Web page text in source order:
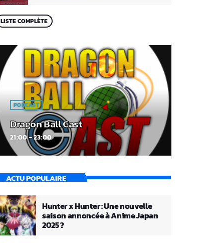
LISTE COMPLÈTE
PODCAST
Dragon Ball Cast
21:00 - 23:00
ACTU POPULAIRE
Hunter x Hunter : Une nouvelle
saison annoncée à Anime Japan
2025 ?